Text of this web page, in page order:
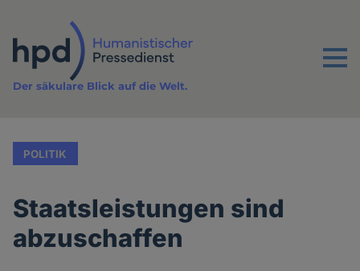
Inhalt
Menu
Der säkulare Blick auf die Welt.
POLITIK
Staatsleistungen sind
abzuschaffen